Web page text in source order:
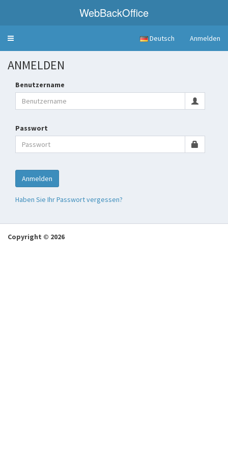
WebBackOffice
Toggle
Deutsch Anmelden
ANMELDEN
Benutzername
Passwort
Anmelden
Haben Sie Ihr Passwort vergessen?
Copyright © 2026